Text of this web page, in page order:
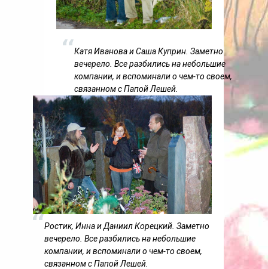
Катя Иванова и Саша Куприн. Заметно
вечерело. Все разбились на небольшие
компании, и вспоминали о чем-то своем,
связанном с Папой Лешей.
Ростик, Инна и Даниил Корецкий. Заметно
вечерело. Все разбились на небольшие
компании, и вспоминали о чем-то своем,
связанном с Папой Лешей.